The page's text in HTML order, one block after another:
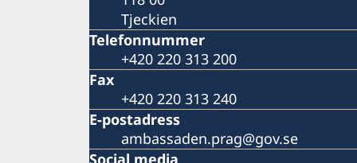
Tjeckien
Telefonnummer
+420 220 313 200
Fax
+420 220 313 240
E-postadress
ambassaden.prag@gov.se
Social media